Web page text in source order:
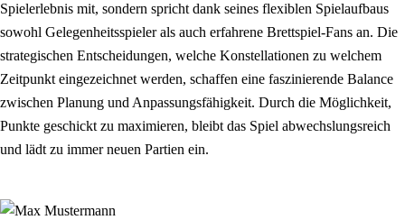
Spielerlebnis mit, sondern spricht dank seines flexiblen Spielaufbaus
sowohl Gelegenheitsspieler als auch erfahrene Brettspiel-Fans an. Die
strategischen Entscheidungen, welche Konstellationen zu welchem
Zeitpunkt eingezeichnet werden, schaffen eine faszinierende Balance
zwischen Planung und Anpassungsfähigkeit. Durch die Möglichkeit,
Punkte geschickt zu maximieren, bleibt das Spiel abwechslungsreich
und lädt zu immer neuen Partien ein.